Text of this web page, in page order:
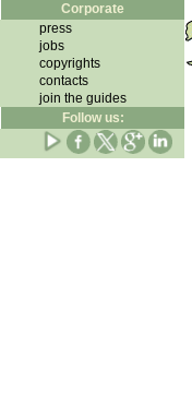
Corporate
press
jobs
copyrights
contacts
join the guides
Follow us: